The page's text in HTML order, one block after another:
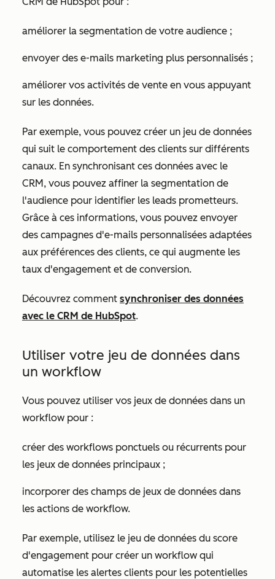
améliorer la segmentation de votre audience ;
envoyer des e-mails marketing plus personnalisés ;
améliorer vos activités de vente en vous appuyant
sur les données.
Par exemple, vous pouvez créer un jeu de données
qui suit le comportement des clients sur différents
canaux. En synchronisant ces données avec le
CRM, vous pouvez affiner la segmentation de
l'audience pour identifier les leads prometteurs.
Grâce à ces informations, vous pouvez envoyer
des campagnes d'e-mails personnalisées adaptées
aux préférences des clients, ce qui augmente les
taux d'engagement et de conversion.
Découvrez comment synchroniser des données
avec le CRM de HubSpot.
Utiliser votre jeu de données dans
un workflow
Vous pouvez utiliser vos jeux de données dans un
workflow pour :
créer des workflows ponctuels ou récurrents pour
les jeux de données principaux ;
incorporer des champs de jeux de données dans
les actions de workflow.
Par exemple, utilisez le jeu de données du score
d'engagement pour créer un workflow qui
automatise les alertes clients pour les potentielles